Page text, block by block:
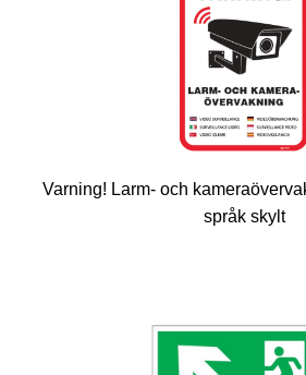
Varning! Larm- och
språk skylt